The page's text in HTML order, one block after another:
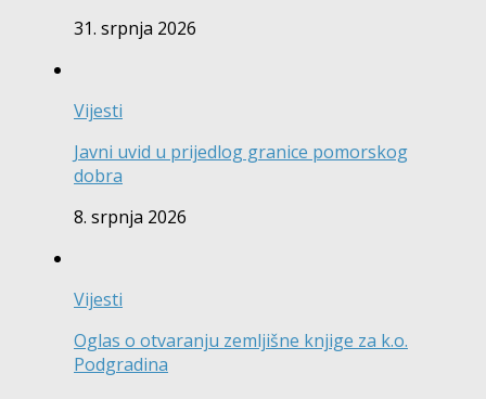
31. srpnja 2026
Vijesti
Javni uvid u prijedlog granice pomorskog
dobra
8. srpnja 2026
Vijesti
Oglas o otvaranju zemljišne knjige za k.o.
Podgradina